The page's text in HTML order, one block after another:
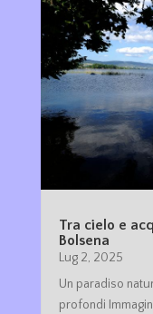
Tra cielo e
Bolsena
Lug 2, 2025
Un paradiso
profondi